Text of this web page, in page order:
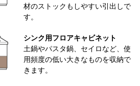
材のストックもしやすい引出しで
す。
シンク用フロアキャビネット
土鍋やパスタ鍋、セイロなど、使
用頻度の低い大きなものを収納で
きます。